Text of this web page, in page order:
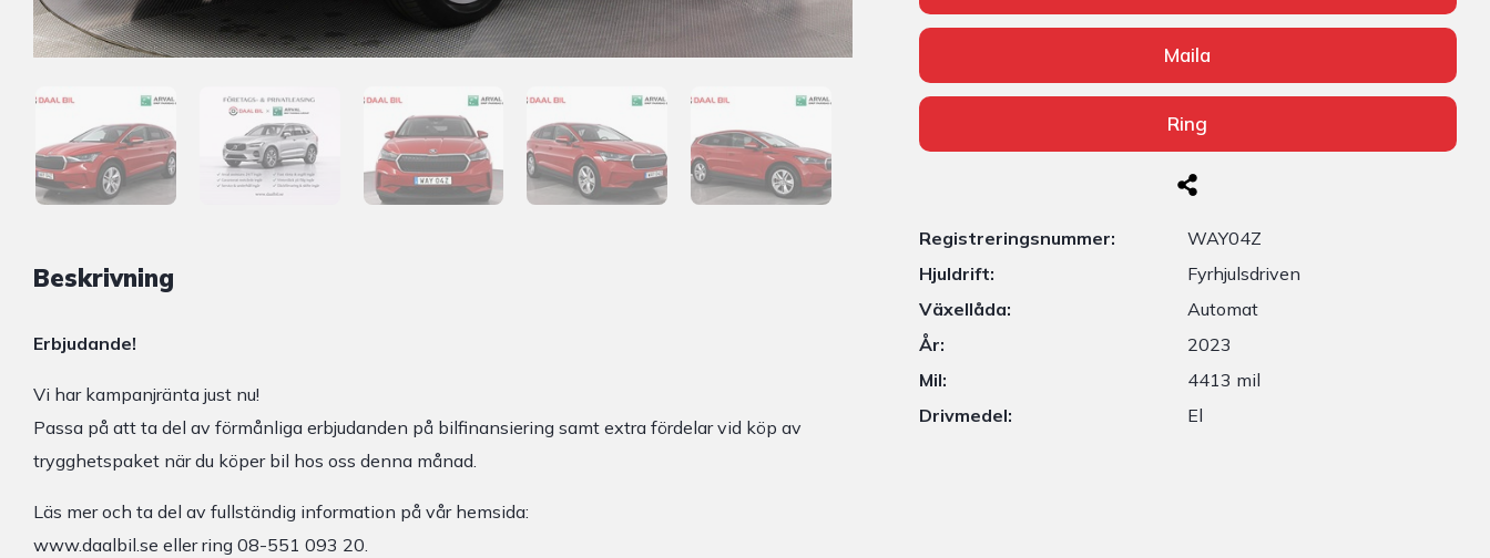
Beskrivning
Erbjudande!
Vi har kampanjränta just nu!
Passa på att ta del av förmånliga erbjudanden på bilfinansiering samt extra fördelar vid köp av
trygghetspaket när du köper bil hos oss denna månad.
Läs mer och ta del av fullständig information på vår hemsida:
www.daalbil.se eller ring 08-551 093 20.
Maila
Ring
Registreringsnummer:
WAY04Z
Hjuldrift:
Fyrhjulsdriven
Växellåda:
Automat
År:
2023
Mil:
4413 mil
Drivmedel:
El